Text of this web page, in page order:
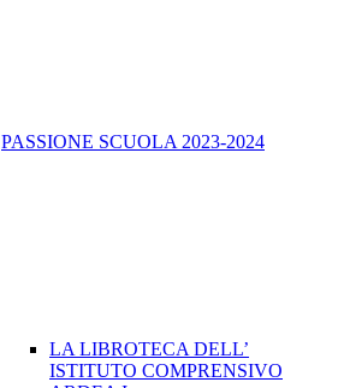
PASSIONE SCUOLA 2023-2024
LA LIBROTECA DELL’
ISTITUTO COMPRENSIVO